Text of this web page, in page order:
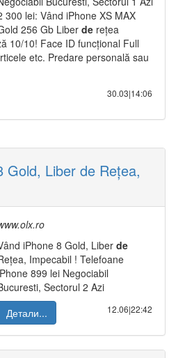
300 lei: Vând iPhone XS MAX
256 Gb Liber de rețea
10/10! Face ID funcțional Full
etc. Predare personală sau
30.03|14:06
Gold, Liber de Rețea,
iPhone 8 Gold, Liber de
Impecabil ! Telefoane
899 lei Negociabil
Sectorul 2 Azi
Детали...
12.06|22:42